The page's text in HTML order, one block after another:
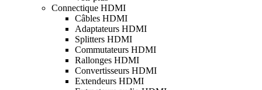
Connectique HDMI
Câbles HDMI
Adaptateurs HDMI
Splitters HDMI
Commutateurs HDMI
Rallonges HDMI
Convertisseurs HDMI
Extendeurs HDMI